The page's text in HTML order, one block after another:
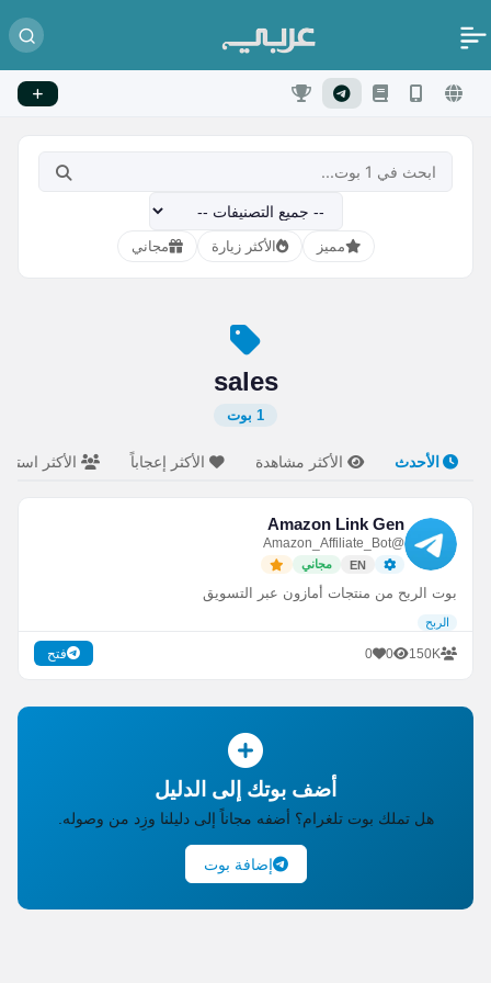
مميز الأكثر زيارة مجاني
sales
1 بوت
الأحدث الأكثر مشاهدة الأكثر إعجاباً الأكثر
Amazon Link Gen
@Amazon_Affiliate_Bot
EN مجاني
بوت الربح من منتجات أمازون عبر التسويق
الربح
150K
0
0 فتح
أضف بوتك إلى الدليل
هل تملك بوت تلغرام؟ أضفه مجاناً إلى دليلنا وزِد من وصوله.
إضافة بوت